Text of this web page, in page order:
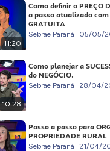
11:20
Como definir o PREÇO
a passo atualizado
GRATUITA
Sebrae Paraná 05/05/
10:28
Como planejar a
do NEGÓCIO.
Sebrae Paraná 28/04/
Passo a passo para
PROPRIEDADE RURAL
Sebrae Paraná 21/04/